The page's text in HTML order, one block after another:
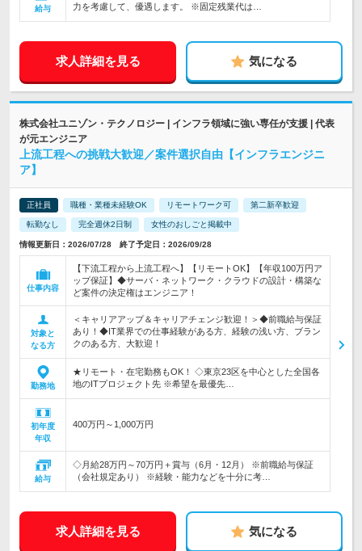
給与
力を考慮して、優遇します。 ※固定残業代は…
求人詳細を見る 気になる
株式会社ユニゾン・テクノロジー | インフラ領域に強い専任が支援 | 代表
が元エンジニア
上流工程への挑戦大歓迎／案件選択自由【インフラエンジニ
ア】
正社員 職種・業種未経験OK リモートワーク可 第二新卒歓迎
転勤なし 完全週休2日制 女性のおしごと掲載中
情報更新日：2026/07/28 終了予定日：2026/09/28
仕事内容
【下流工程から上流工程へ】【リモートOK】【年収100万円ア
ップ保証】◆サーバ・ネットワーク・クラウドの設計・構築な
ど案件の決定権はエンジニア！
対象と
なる方
＜キャリアアップ＆キャリアチェンジ歓迎！＞◆前職給与保証
あり！◆IT業界での仕事経験がある方、経験の浅い方、ブラン
クのある方、大歓迎！
勤務地
★リモート・在宅勤務もOK！ ◇東京23区を中心とした全国各
地のITプロジェクト先 ※希望を最優先…
初年度
年収
400万円～1,000万円
給与
◇月給28万円～70万円＋賞与（6月・12月） ※前職給与保証
（会社規定あり） ※経験・能力などを十分に考…
求人詳細を見る 気になる